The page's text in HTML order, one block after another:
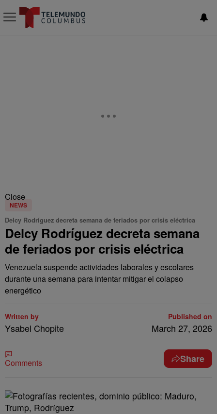
Close
NEWS
Delcy Rodríguez decreta semana de feriados por crisis eléctrica
Delcy Rodríguez decreta semana
de feriados por crisis eléctrica
Venezuela suspende actividades laborales y escolares
durante una semana para intentar mitigar el colapso
energético
Written by
Ysabel Chopite
Published on
March 27, 2026
Comments Share